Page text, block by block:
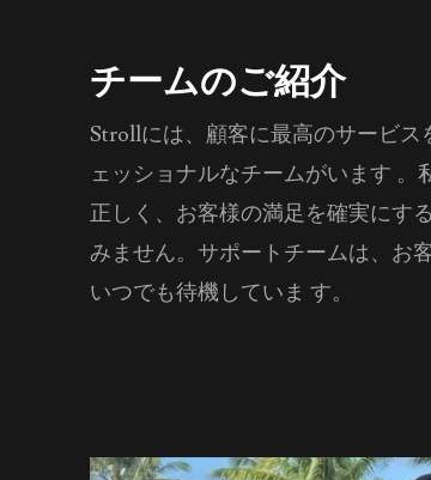
チームのご紹介
Strollには、顧客に最高のサービ
ェッショナルなチームがいます
正しく、お客様の満足を確実にす
みません。サポートチームは、お
いつでも待機していま す。